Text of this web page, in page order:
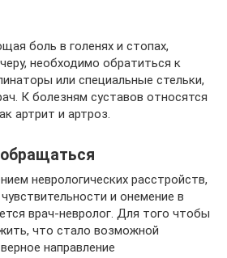
боль в голенях и стопах,
необходимо обратиться к
или специальные стельки,
К болезням суставов относятся
артрит и артроз.
неврологических расстройств,
и онемение в
врач-невролог. Для того чтобы
что стало возможной
направление